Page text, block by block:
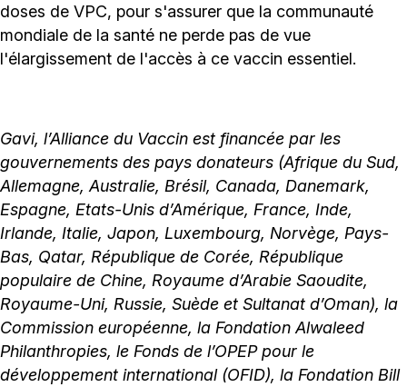
doses de VPC, pour s'assurer que la communauté
mondiale de la santé ne perde pas de vue
l'élargissement de l'accès à ce vaccin essentiel.
Gavi, l’Alliance du Vaccin est financée par les
gouvernements des pays donateurs (Afrique du Sud,
Allemagne, Australie, Brésil, Canada, Danemark,
Espagne, Etats-Unis d’Amérique, France, Inde,
Irlande, Italie, Japon, Luxembourg, Norvège, Pays-
Bas, Qatar, République de Corée, République
populaire de Chine, Royaume d’Arabie Saoudite,
Royaume-Uni, Russie, Suède et Sultanat d’Oman), la
Commission européenne, la Fondation Alwaleed
Philanthropies, le Fonds de l’OPEP pour le
développement international (OFID), la Fondation Bill